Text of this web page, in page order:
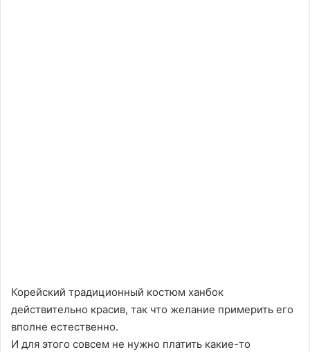
Корейский традиционный костюм ханбок
действительно красив, так что желание примерить его
вполне естественно.
И для этого совсем не нужно платить какие-то